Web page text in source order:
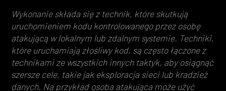
Wykonanie składa się z technik, które skutkują
uruchomieniem kodu kontrolowanego przez osobę
atakującą w lokalnym lub zdalnym systemie. Techniki,
które uruchamiają złośliwy kod, są często łączone z
technikami ze wszystkich innych taktyk, aby osiągnąć
szersze cele, takie jak eksploracja sieci lub kradzież
danych. Na przykład osoba atakująca może użyć